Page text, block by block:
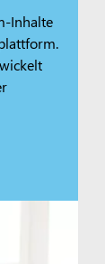
Inhalte